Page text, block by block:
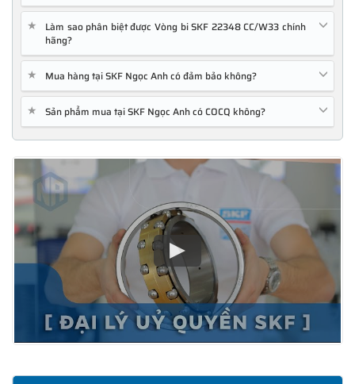
★
Làm sao phân biệt được Vòng bi SKF 22348 CC/W33 chính
hãng?
★ Mua hàng tại SKF Ngọc Anh có đảm bảo không?
★ Sản phẩm mua tại SKF Ngọc Anh có COCQ không?